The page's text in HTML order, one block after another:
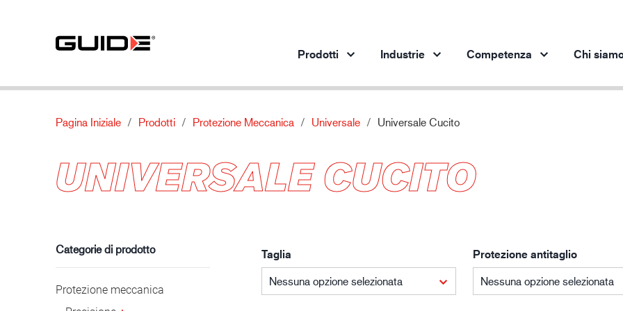
Prodotti
Protezione meccanica
Protezione chimica
Industria automobilistica
Industria siderurgica
Logistica
Industrie Competenza
Standard
Caratteristiche
I nostri prodotti innovativi
Chi
Chi siamo
Contatti
Pagina Iniziale Prodotti Protezione Meccanica Universale Universale Cucito
UNIVERSALE CUCITO
Categorie di prodotto
Protezione meccanica
Taglia
Nessuna opzione selezionata
Protezione antitaglio
Nessuna opzione selezionata